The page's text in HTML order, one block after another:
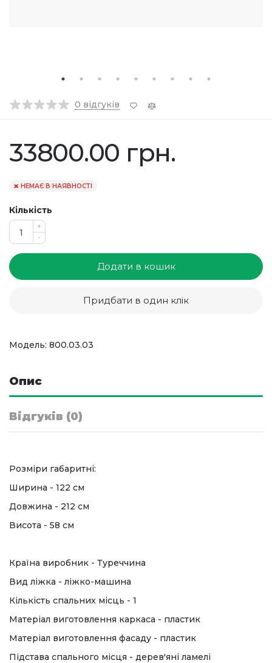
0 відгуків
33800.00 грн.
НЕМАЄ В НАЯВНОСТІ
Кількість
+
-
Додати в кошик
Придбати в один клік
Модель: 800.03.03
Опис
Відгуків (0)
Розміри габаритні:
Ширина - 122 см
Довжина - 212 см
Висота - 58 см
Країна виробник - Туреччина
Вид ліжка - ліжко-машина
Кількість спальних місць - 1
Матеріал виготовлення каркаса - пластик
Матеріал виготовлення фасаду - пластик
Підстава спального місця - дерев'яні ламелі